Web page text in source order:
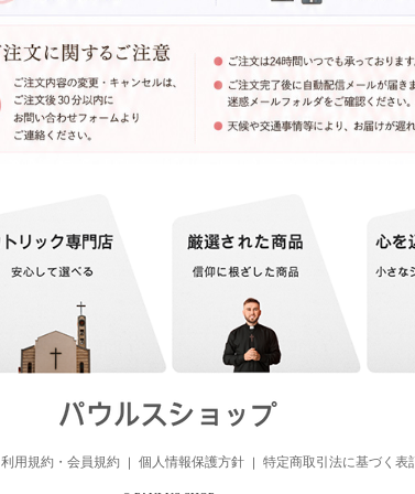
利用規約・会員規約 ｜ 個人情報保護方針｜ 特定商取引法に基づく表